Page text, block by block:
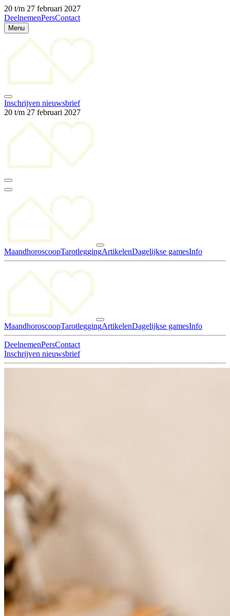
20 t/m 27 februari 2027
DeelnemenPersContact
Menu
Inschrijven nieuwsbrief
20 t/m 27 februari 2027
MaandhoroscoopTarotleggingArtikelenDagelijkse gamesInfo
MaandhoroscoopTarotleggingArtikelenDagelijkse gamesInfo
DeelnemenPersContact
Inschrijven nieuwsbrief